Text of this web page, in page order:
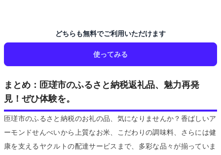
どちらも無料でご利用いただけます
使ってみる
まとめ：匝瑳市のふるさと納税返礼品、魅力再発
見！ぜひ体験を。
匝瑳市のふるさと納税のお礼の品、気になりませんか？香ばしいア
ーモンドせんべいから上質なお米、こだわりの調味料、さらには健
康を支えるヤクルトの配達サービスまで、多彩な品々が揃っていま